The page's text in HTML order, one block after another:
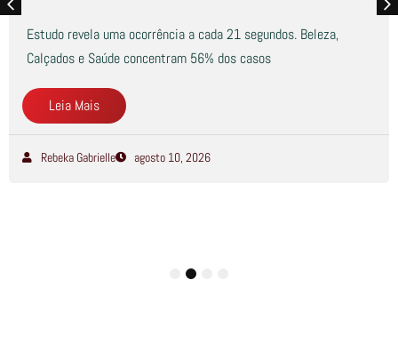
Estudo revela uma ocorrência a cada 21 segundos. Beleza,
Calçados e Saúde concentram 56% dos casos
Leia Mais
Rebeka Gabrielle agosto 10, 2026